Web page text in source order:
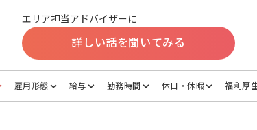
エリア担当アドバイザーに
詳しい話を聞いてみる
雇用形態 給与 勤務時間 休日・休暇 福利厚生